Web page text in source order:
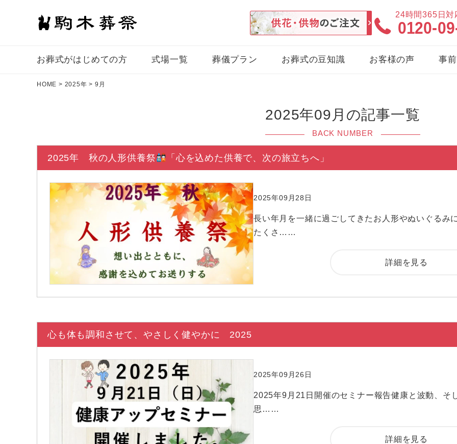
24時間365日対
0120-
お葬式がはじめての⽅ 式場一覧 葬儀プラン お葬式の豆知識 お客様の声 事
HOME > 2025年 >9月
2025年09月の記事一覧
BACK NUMBER
2025年 秋の人形供養祭 「心を込めた供養で、次の旅立ちへ」
2025年09月28日
長い年月を一緒に過ごしてきたお人形やぬいぐるみに
たくさ……
詳細を見る
心も体も調和させて、やさしく健やかに 2025
2025年09月26日
2025年9月21日開催のセミナー報告健康と波動、そ
思……
詳細を見る